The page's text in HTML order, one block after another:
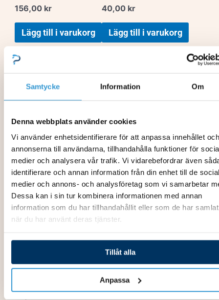
Samtycke Information Om
Denna webbplats använder cookies
Vi använder enhetsidentifierare för att anpassa innehållet och
annonserna till användarna, tillhandahålla funktioner för
medier och analysera vår trafik. Vi vidarebefordrar även
identifierare och annan information från din enhet till de
medier och annons- och analysföretag som vi samarbetar
Dessa kan i sin tur kombinera informationen med annan
information som du har tillhandahållit eller som de har
när du har använt deras tjänster.
Tillåt alla
Anpassa
156,00 kr
Lägg till i varukorg
40,00 kr
Lägg till i varukorg
Vindhake comfort
Lägg till i varukorg
M5x20 Försänkt skruv
Reservdelar_pooltak
M6x20 kullrig skruv
4,00 kr
Lägg till i varukorg
Reservdelar_pooltak
Låspinne sektionslåsning – Comfort
29,40kr